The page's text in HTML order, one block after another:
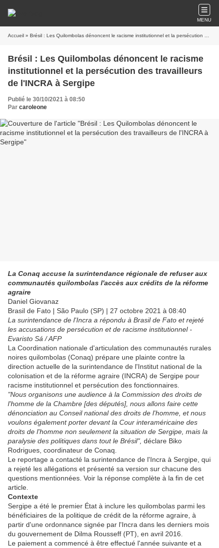
MENU
Accueil » Brésil : Les Quilombolas dénoncent le racisme institutionnel et la persécution des travailleurs de l'INCRA à Sergipe
Brésil : Les Quilombolas dénoncent le racisme
institutionnel et la persécution des travailleurs
de l'INCRA à Sergipe
Publié le 30/10/2021 à 08:50
Par caroleone
La Conaq accuse la surintendance régionale de refuser aux
communautés quilombolas l'accès aux crédits de la réforme
agraire
Daniel Giovanaz
Brasil de Fato | São Paulo (SP) | 27 octobre 2021 à 08:40
La surintendance de l'Incra a répondu à Brasil de Fato et rejeté
les accusations de persécution et de racisme institutionnel -
Evaristo Sá / AFP
La Coordination nationale d'articulation des communautés rurales
noires quilombolas (Conaq) prépare une plainte contre la
direction actuelle de la surintendance de l'Institut national de la
colonisation et de la réforme agraire (INCRA) de Sergipe pour
racisme institutionnel et persécution des fonctionnaires.
"Nous organisons une audience à la Commission des droits de
l'homme de la Chambre [des députés], nous allons faire cette
dénonciation au Conseil national des droits de l'homme, et nous
voulons également porter devant la Cour interaméricaine des
droits de l'homme non seulement la situation de Sergipe, mais la
paralysie des politiques dans tout le Brésil", déclare Biko
Rodrigues, coordinateur de Conaq.
Le reportage a contacté la surintendance de l'Incra à Sergipe, qui
a rejeté les allégations et présenté sa version sur chacune des
questions mentionnées. Voir la réponse complète à la fin de cet
article.
Contexte
Sergipe a été le premier État à inclure les quilombolas parmi les
bénéficiaires de la politique de crédit de la réforme agraire, à
partir d'une ordonnance signée par l'Incra dans les derniers mois
du gouvernement de Dilma Rousseff (PT), en avril 2016.
Le paiement a commencé à être effectué l'année suivante et a